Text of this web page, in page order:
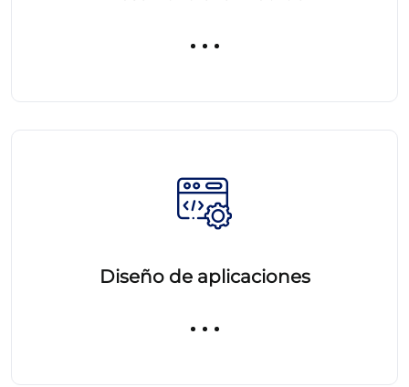
Diseño de aplicaciones